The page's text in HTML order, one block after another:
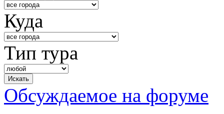
Куда
Тип тура
Обсуждаемое на форуме